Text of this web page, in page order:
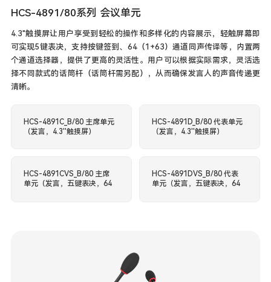
HCS-4891/80系列 会议单元
4.3"触摸屏让用户享受到轻松的操作和多样化的内容展示，轻触屏幕即
可实现5键表决，支持按键签到、64（1+63）通道同声传译等，内置两
个通道选择器，提供了更高的灵活性。用户可以根据实际需求，灵活选
择不同款式的话筒杆（话筒杆需另配），从而确保发言人的声音传递更
清晰。
HCS-4891C_B/80 主席单元
（发言，4.3''触摸屏）
HCS-4891D_B/80 代表单元
（发言，4.3''触摸屏）
HCS-4891CVS_B/80 主席
单元（发言，五键表决，64
HCS-4891DVS_B/80 代表
单元（发言，五键表决，64